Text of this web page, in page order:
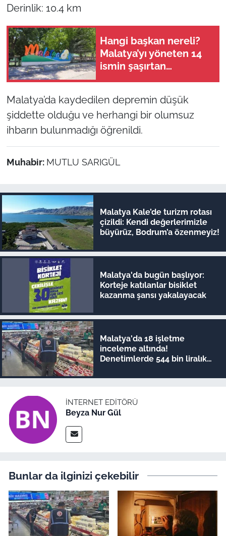
Derinlik: 10.4 km
Hangi başkan nereli?
Malatya’yı yöneten 14
ismin şaşırtan
Malatya’da kaydedilen depremin düşük
şiddette olduğu ve herhangi bir olumsuz
ihbarın bulunmadığı öğrenildi.
Muhabir: MUTLU SARIGÜL
Malatya Kale’de turizm rotası
çizildi: Kendi değerlerimizle
büyürüz, Bodrum’a özenmeyiz!
Malatya'da bugün başlıyor:
Korteje katılanlar bisiklet
kazanma şansı yakalayacak
Malatya'da 18 işletme
inceleme altında!
Denetimlerde 544 bin liralık
İNTERNET EDITÖRÜ
Beyza Nur Gül
Bunlar da ilginizi çekebilir